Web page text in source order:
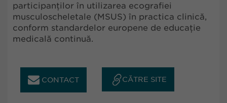
participanților în utilizarea ecografiei
musculoscheletale (MSUS) în practica clinică,
conform standardelor europene de educație
medicală continuă.
CONTACT CĂTRE SITE